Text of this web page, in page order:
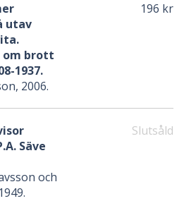
utav
om brott
1937.
2006.
196 kr
Säve
och
Slutsåld